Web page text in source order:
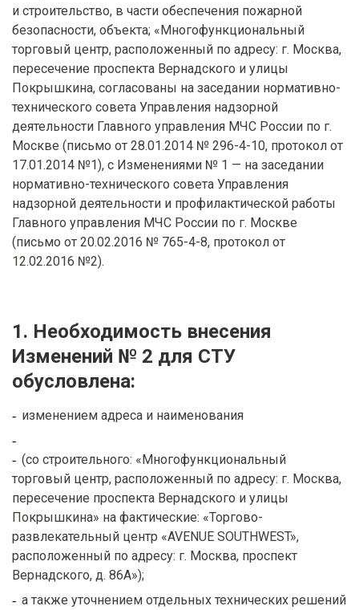
и строительство, в части обеспечения пожарной
безопасности, объекта; «Многофункциональный
торговый центр, расположенный по адресу: г. Москва,
пересечение проспекта Вернадского и улицы
Покрышкина, согласованы на заседании нормативно-
технического совета Управления надзорной
деятельности Главного управления МЧС России по г.
Москве (письмо от 28.01.2014 № 296-4-10, протокол от
17.01.2014 №1), с Изменениями № 1 — на заседании
нормативно-технического совета Управления
надзорной деятельности и профилактической работы
Главного управления МЧС России по г. Москве
(письмо от 20.02.2016 № 765-4-8, протокол от
12.02.2016 №2).
1. Необходимость внесения
Изменений № 2 для СТУ
обусловлена:
изменением адреса и наименования
(со строительного: «Многофункциональный
торговый центр, расположенный по адресу: г. Москва,
пересечение проспекта Вернадского и улицы
Покрышкина» на фактические: «Торгово-
развлекательный центр «AVENUE SOUTHWEST»,
расположенный по адресу: г. Москва, проспект
Вернадского, д. 86А»);
а также уточнением отдельных технических решений